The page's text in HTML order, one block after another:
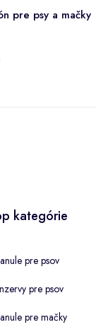
pre psy a mačky
kategórie
pre psov
pre psov
pre mačky